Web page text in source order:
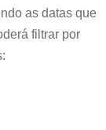
as datas que
filtrar por